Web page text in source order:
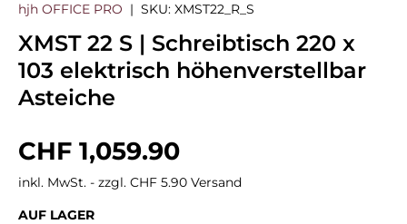
hjh OFFICE PRO | SKU: XMST22_R_S
XMST 22 S | Schreibtisch 220 x
103 elektrisch höhenverstellbar
Asteiche
Normaler Preis
CHF 1,059.90
inkl. MwSt. - zzgl. CHF 5.90 Versand
AUF LAGER